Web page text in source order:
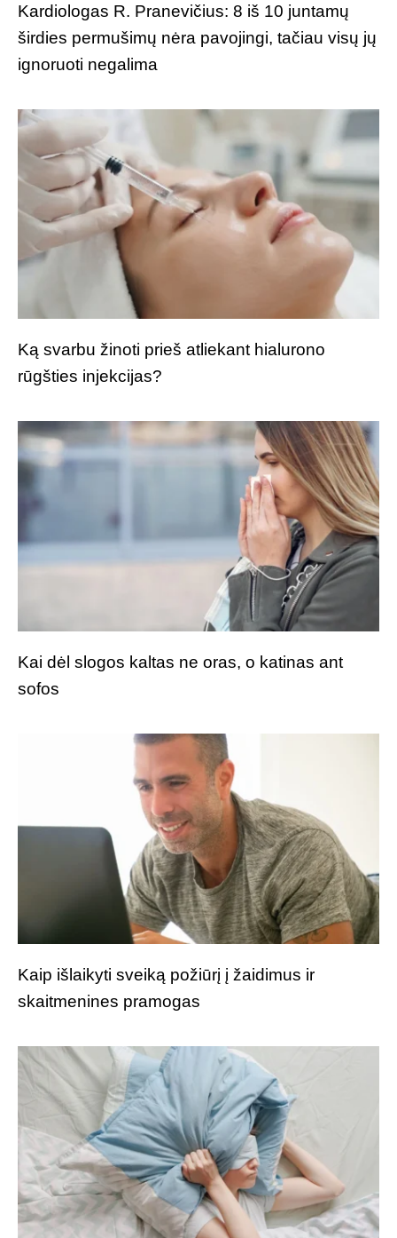
Kardiologas R. Pranevičius: 8 iš 10 juntamų
širdies permušimų nėra pavojingi, tačiau visų jų
ignoruoti negalima
Ką svarbu žinoti prieš atliekant hialurono
rūgšties injekcijas?
Kai dėl slogos kaltas ne oras, o katinas ant
sofos
Kaip išlaikyti sveiką požiūrį į žaidimus ir
skaitmenines pramogas